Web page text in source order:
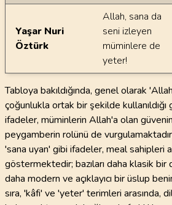
Yaşar Nuri
Öztürk
Allah, sana da
seni izleyen
müminlere de
yeter!
Tabloya bakıldığında, genel olarak
çoğunlukla ortak bir şekilde
ifadeler, müminlerin Allah'a olan
peygamberin rolünü de
'sana uyan' gibi ifadeler, meal sahipleri
göstermektedir; bazıları daha klasik bir
daha modern ve açıklayıcı bir üslup
sıra, 'kâfi' ve 'yeter' terimleri arasında,